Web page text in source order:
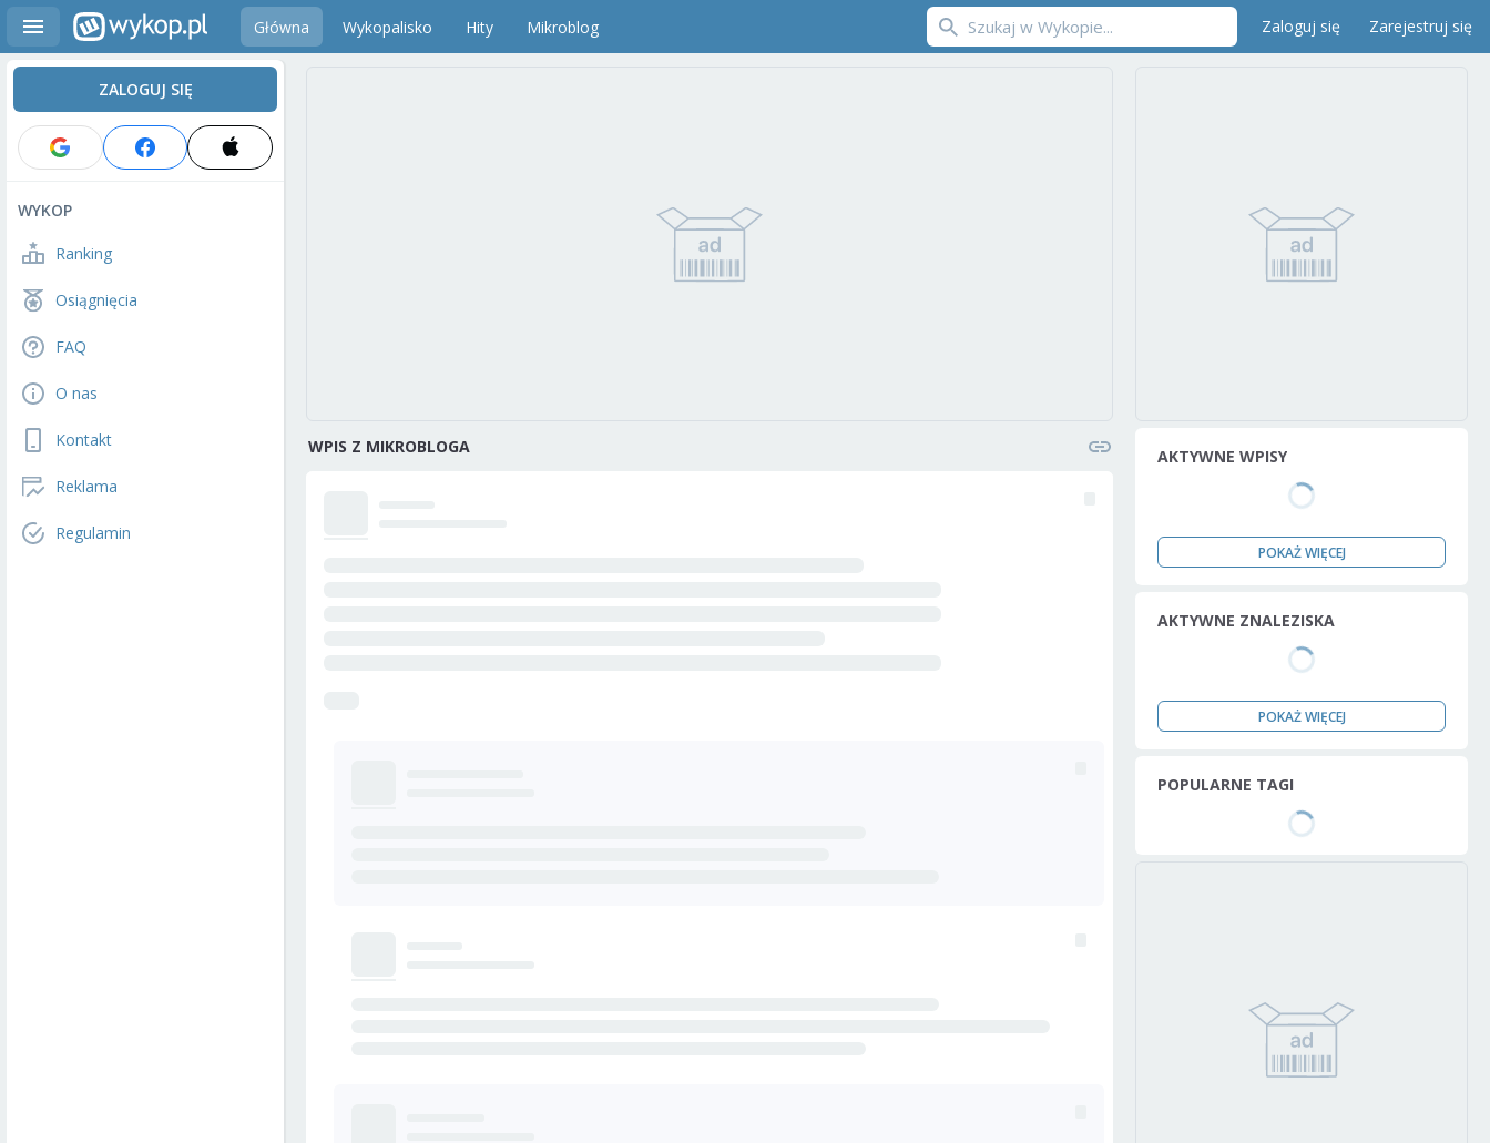
Główna Wykopalisko Hity Mikroblog Zaloguj się Zarejestruj się
ZALOGUJ SIĘ
WYKOP
Ranking
Osiągnięcia
FAQ
O nas
Kontakt
Reklama
Regulamin
WPIS Z MIKROBLOGA AKTYWNE WPISY
POKAŻ WIĘCEJ
AKTYWNE ZNALEZISKA
POKAŻ WIĘCEJ
POPULARNE TAGI